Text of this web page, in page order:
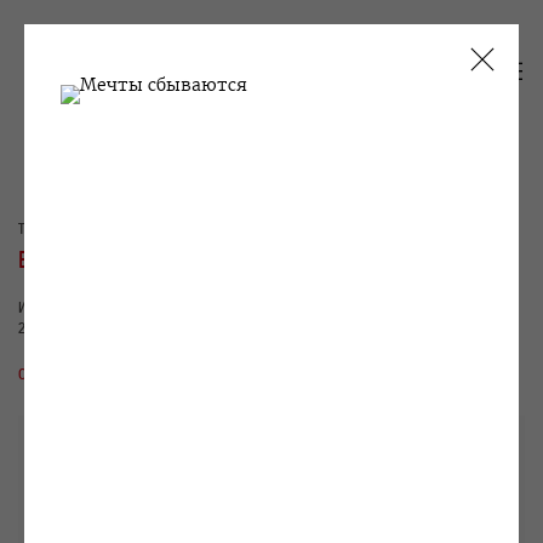
ТЕКУЩИЕ
ЕВГЕНИЙ АНТУФЬЕВ
ИССЛЕДОВАНИЕ МАТЕРИАЛА: ПОГЛОЩЕНИЕ
21 МАРТА - 20 АПРЕЛЯ 2012
ОБЗОР